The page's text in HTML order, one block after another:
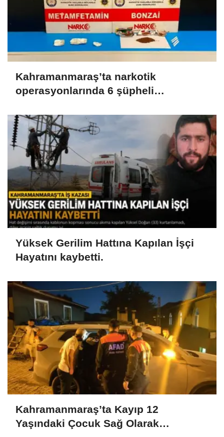
Kahramanmaraş’ta narkotik
operasyonlarında 6 şüpheli
Yüksek Gerilim Hattına Kapılan İşçi
Hayatını kaybetti.
Kahramanmaraş’ta Kayıp 12
Yaşındaki Çocuk Sağ Olarak